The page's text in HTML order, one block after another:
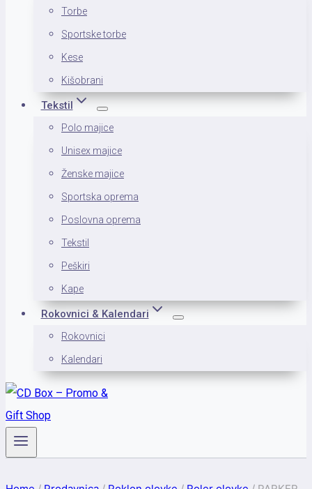
Torbe
Sportske torbe
Kese
Kišobrani
Tekstil
Polo majice
Unisex majice
Ženske majice
Sportska oprema
Poslovna oprema
Tekstil
Peškiri
Kape
Rokovnici & Kalendari
Rokovnici
Kalendari